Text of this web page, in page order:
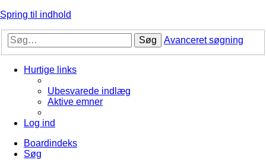
Spring til indhold
Søg Avanceret søgning
Hurtige links
Ubesvarede indlæg
Aktive emner
Log ind
Boardindeks
Søg